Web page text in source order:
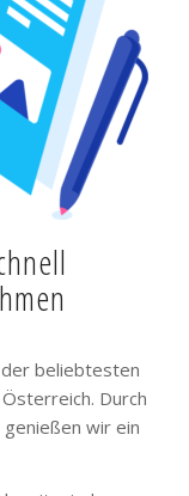
beliebtesten
Durch
wir ein